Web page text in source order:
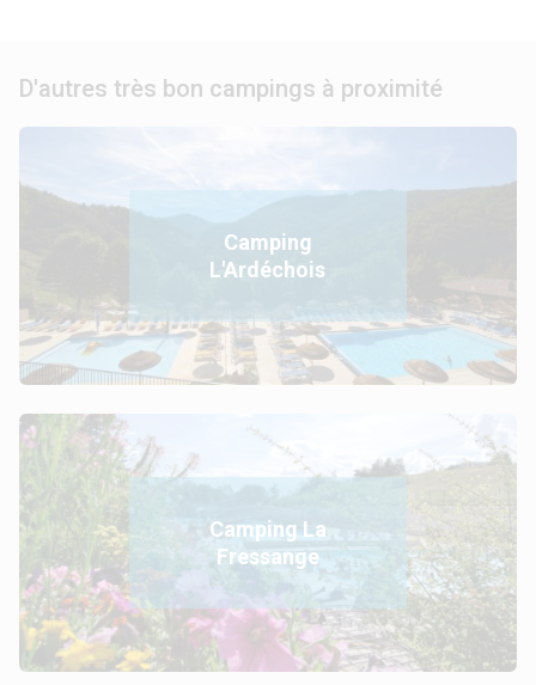
D'autres très bon campings à proximité
Camping
L'Ardéchois
Camping La
Fressange